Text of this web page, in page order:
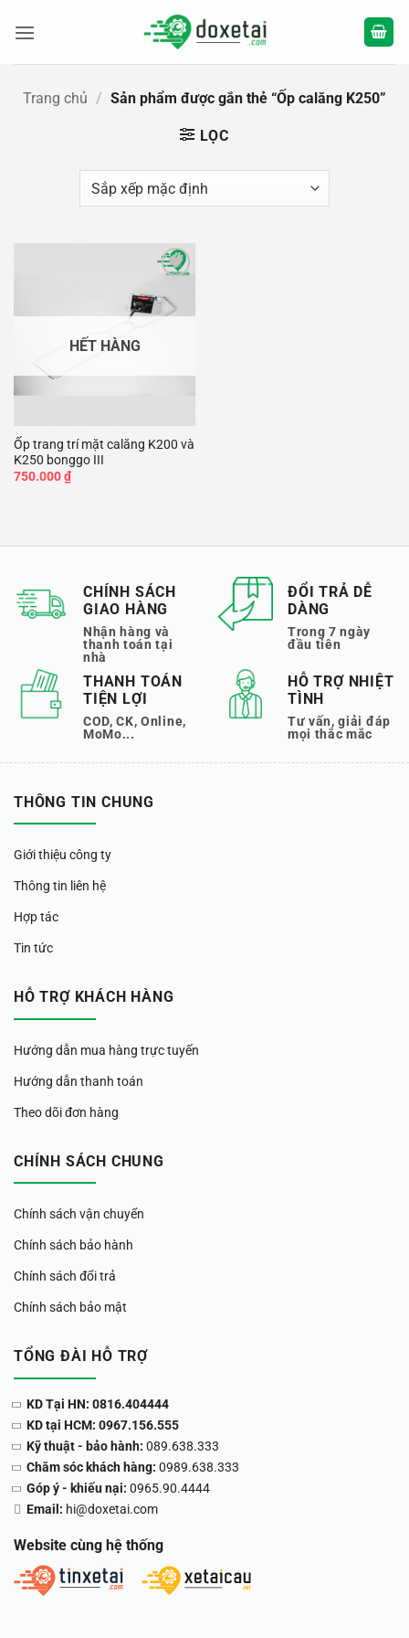
qua
Trang chủ / Sản phẩm được gắn thẻ “Ốp calăng K250”
LỌC
wishlist
HẾT HÀNG
Ốp trang trí mặt calăng K200 và
K250 bonggo III
750.000₫
CHÍNH SÁCH
GIAO HÀNG
Nhận hàng và
thanh toán tại
nhà
ĐỔI TRẢ DỄ
DÀNG
Trong 7 ngày
đầu tiên
THANH TOÁN
TIỆN LỢI
COD, CK, Online,
MoMo...
HỖ TRỢ NHIỆT
TÌNH
Tư vấn, giải đáp
mọi thắc mắc
THÔNG TIN CHUNG
Giới thiệu công ty
Thông tin liên hệ
Hợp tác
Tin tức
HỖ TRỢ KHÁCH HÀNG
Hướng dẫn mua hàng trực tuyến
Hướng dẫn thanh toán
Theo dõi đơn hàng
CHÍNH SÁCH CHUNG
Chính sách vận chuyển
Chính sách bảo hành
Chính sách đổi trả
Chính sách bảo mật
TỔNG ĐÀI HỖ TRỢ
KD Tại HN: 0816.404444
KD tại HCM: 0967.156.555
Kỹ thuật - bảo hành: 089.638.333
Chăm sóc khách hàng: 0989.638.333
Góp ý - khiếu nại: 0965.90.4444
Email: hi@doxetai.com
Website cùng hệ thống